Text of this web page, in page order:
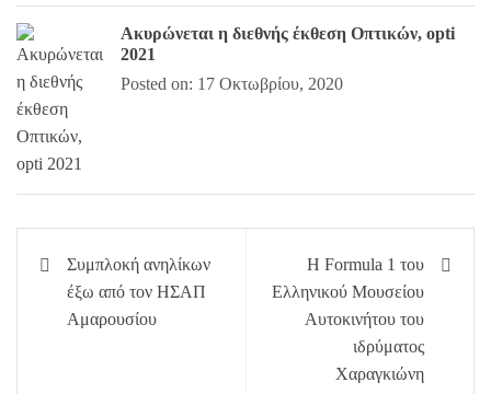
Ακυρώνεται η διεθνής έκθεση Οπτικών, opti
2021
Posted on: 17 Οκτωβρίου, 2020
Πλοήγηση
άρθρων
Συμπλοκή ανηλίκων
έξω από τον ΗΣΑΠ
Αμαρουσίου
Η Formula 1 του
Ελληνικού Μουσείου
Αυτοκινήτου του
ιδρύματος
Χαραγκιώνη